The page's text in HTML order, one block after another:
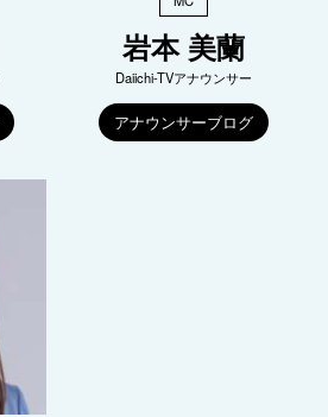
岩本 美蘭
Daiichi-TVアナウンサー
アナウンサーブログ